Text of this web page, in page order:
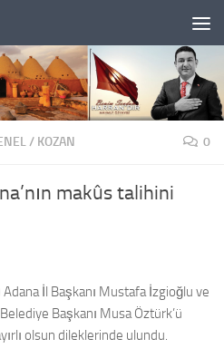
/ KOZAN 0
makûs talihini
İl Başkanı Mustafa İzgioğlu ve
Başkanı Musa Öztürk’ü
olsun dileklerinde ulundu.